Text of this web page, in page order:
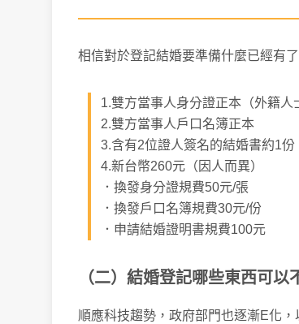
相信對於登記結婚要準備什麼已經有
1.雙方當事人身分證正本（外籍人
2.雙方當事人戶口名簿正本
3.含有2位證人簽名的結婚書約1份
4.新台幣260元（因人而異）
．換發身分證規費50元/張
．換發戶口名簿規費30元/份
．申請結婚證明書規費100元
（二）結婚登記哪些東西可以
順應科技趨勢，政府部門也逐漸E化